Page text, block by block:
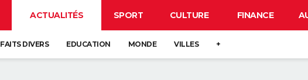
ACTUALITÉS SPORT CULTURE FINANCE
FAITS DIVERS EDUCATION MONDE VILLES +